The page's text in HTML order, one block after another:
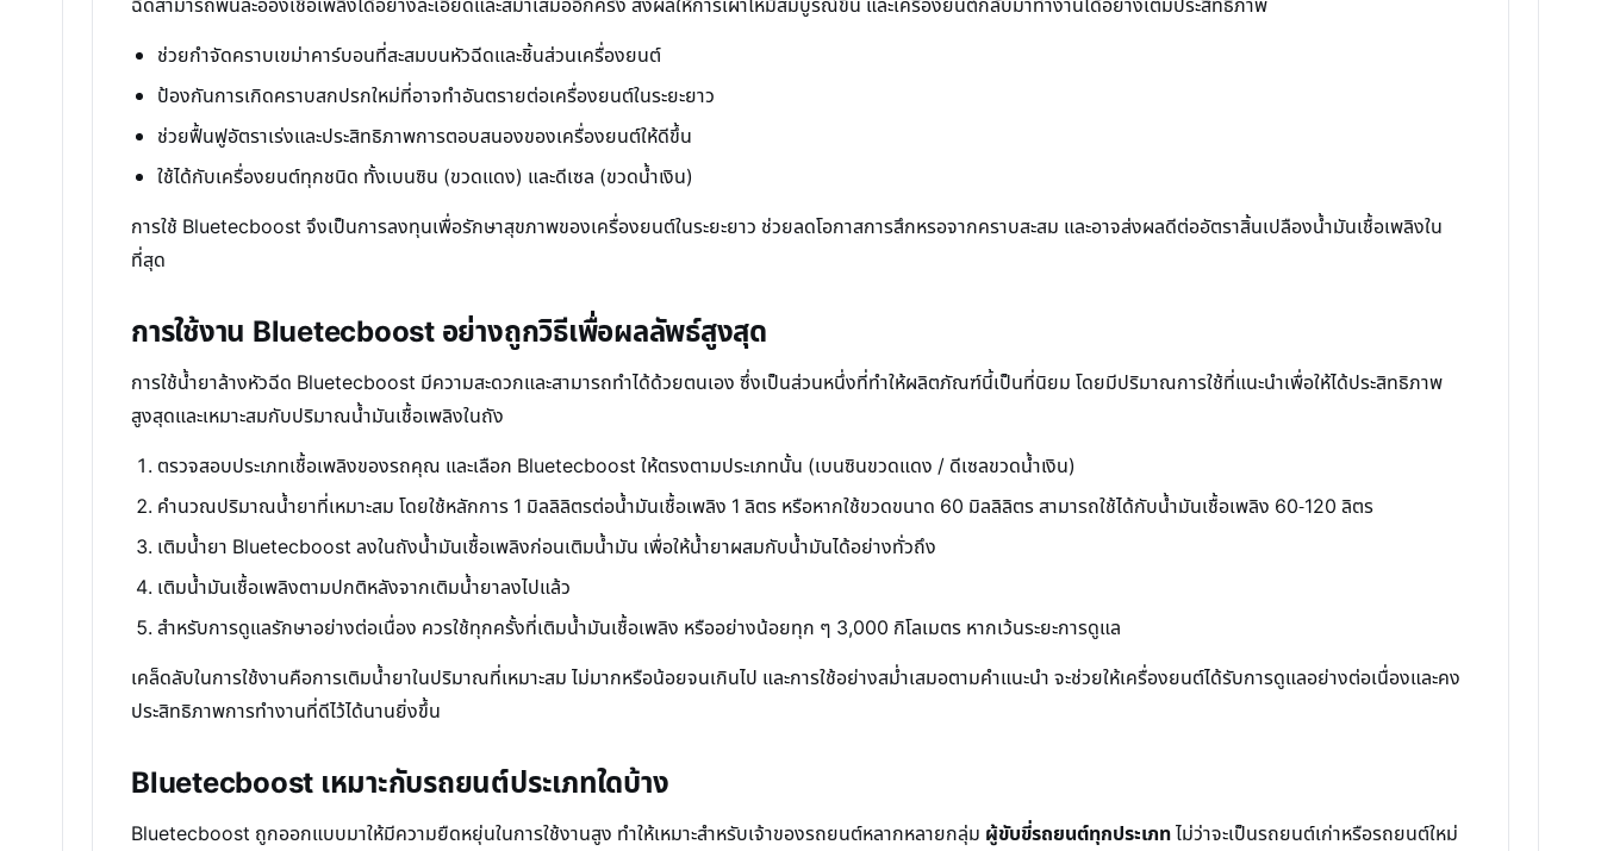
ช่วยกำจัดคราบเขม่าคาร์บอนที่สะสมบนหัวฉีดและชิ้นส่วนเครื่องยนต์
ป้องกันการเกิดคราบสกปรกใหม่ที่อาจทำอันตรายต่อเครื่องยนต์ในระยะยาว
ช่วยฟื้นฟูอัตราเร่งและประสิทธิภาพการตอบสนองของเครื่องยนต์ให้ดีขึ้น
ใช้ได้กับเครื่องยนต์ทุกชนิด ทั้งเบนซิน (ขวดแดง) และดีเซล (ขวดน้ำเงิน)
การใช้ Bluetecboost จึงเป็นการลงทุนเพื่อรักษาสุขภาพของเครื่องยนต์ในระยะยาว ช่วยลดโอกาสการสึกหรอจากคราบสะสม และอาจส่งผลดีต่ออัตราสิ้นเปลืองน้ำมันเชื้อเพลิงใน
ที่สุด
การใช้งาน Bluetecboost อย่างถูกวิธีเพื่อผลลัพธ์สูงสุด
การใช้น้ำยาล้างหัวฉีด Bluetecboost มีความสะดวกและสามารถทำได้ด้วยตนเอง ซึ่งเป็นส่วนหนึ่งที่ทำให้ผลิตภัณฑ์นี้เป็นที่นิยม โดยมีปริมาณการใช้ที่แนะนำเพื่อให้ได้ประสิทธิภาพ
สูงสุดและเหมาะสมกับปริมาณน้ำมันเชื้อเพลิงในถัง
ตรวจสอบประเภทเชื้อเพลิงของรถคุณ และเลือก Bluetecboost ให้ตรงตามประเภทนั้น (เบนซินขวดแดง / ดีเซลขวดน้ำเงิน)
คำนวณปริมาณน้ำยาที่เหมาะสม โดยใช้หลักการ 1 มิลลิลิตรต่อน้ำมันเชื้อเพลิง 1 ลิตร หรือหากใช้ขวดขนาด 60 มิลลิลิตร สามารถใช้ได้กับน้ำมันเชื้อเพลิง 60-120 ลิตร
เติมน้ำยา Bluetecboost ลงในถังน้ำมันเชื้อเพลิงก่อนเติมน้ำมัน เพื่อให้น้ำยาผสมกับน้ำมันได้อย่างทั่วถึง
เติมน้ำมันเชื้อเพลิงตามปกติหลังจากเติมน้ำยาลงไปแล้ว
สำหรับการดูแลรักษาอย่างต่อเนื่อง ควรใช้ทุกครั้งที่เติมน้ำมันเชื้อเพลิง หรืออย่างน้อยทุก ๆ 3,000 กิโลเมตร หากเว้นระยะการดูแล
เคล็ดลับในการใช้งานคือการเติมน้ำยาในปริมาณที่เหมาะสม ไม่มากหรือน้อยจนเกินไป และการใช้อย่างสม่ำเสมอตามคำแนะนำ จะช่วยให้เครื่องยนต์ได้รับการดูแลอย่างต่อเนื่องและคง
ประสิทธิภาพการทำงานที่ดีไว้ได้นานยิ่งขึ้น
Bluetecboost เหมาะกับรถยนต์ประเภทใดบ้าง
Bluetecboost ถูกออกแบบมาให้มีความยืดหยุ่นในการใช้งานสูง ทำให้เหมาะสำหรับเจ้าของรถยนต์หลากหลายกลุ่ม ผู้ขับขี่รถยนต์ทุกประเภทไม่ว่าจะเป็นรถยนต์เก่าหรือรถยนต์ใหม่